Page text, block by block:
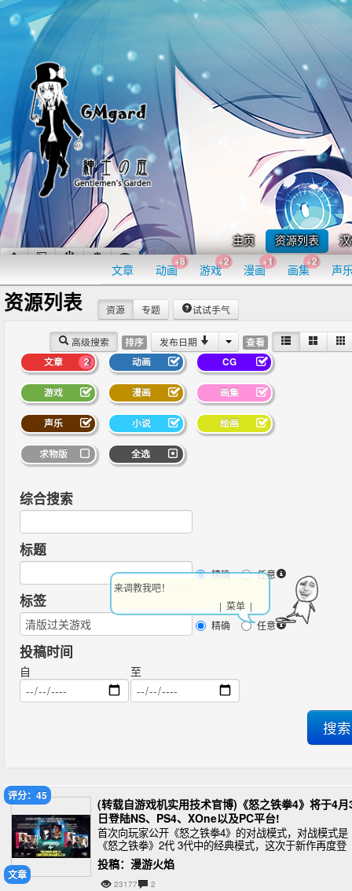
主页 资源列表
文章 动画
+8
游戏
+2
漫画
+1
画集
+2
声
资源列表
高级搜索 排序 发布日期 查看
资源 专题 试试手气
2
文章 动画 CG
游戏 漫画 画集
声乐 小说 绘画
求物版 全选
综合搜索
标题
精确 任意
标签
精确 任意
投稿时间
自 至
文章
评分：45
(转载自游戏机实用技术官博)《怒之铁拳4》将于4月
日登陆NS、PS4、XOne以及PC平台!
首次向玩家公开《怒之铁拳4》的对战模式，对战模式是
《怒之铁拳》2代 3代中的经典模式，这次于新作再度登
场。不论你是想和并肩作战摧枯拉朽的机友一决雌雄，看
看谁才是橡木城的格斗之王，还是想报仇雪恨，了结在
投稿：漫游火焰
23177 2
来调教我吧！
| 菜单 |